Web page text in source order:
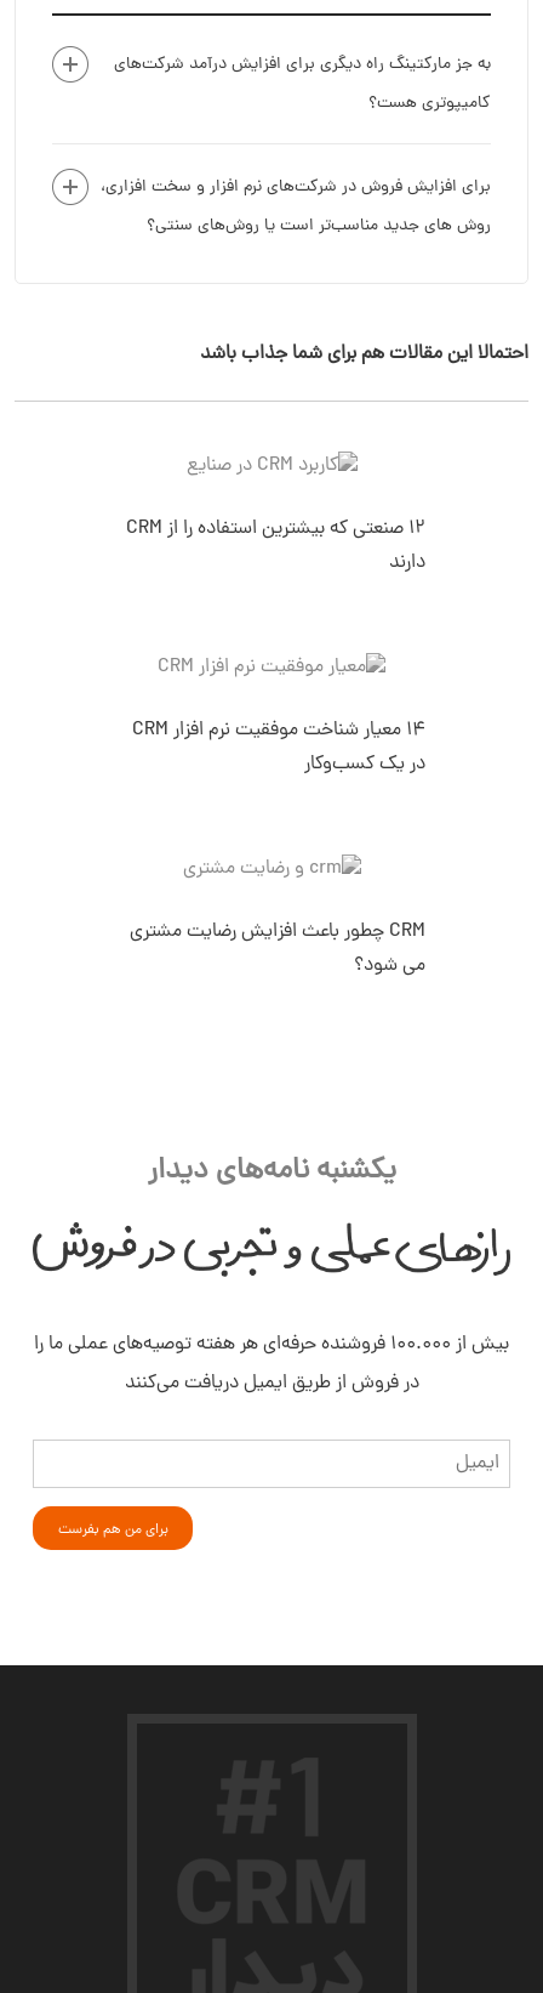
به جز مارکتینگ راه دیگری برای افزایش درآمد شرکت‌های
کامیپوتری هست؟
برای افزایش فروش در شرکت‌های نرم افزار و سخت افزاری،
روش های جدید مناسب‌تر است یا روش‌های سنتی؟
احتمالا این مقالات هم برای شما جذاب باشد
12 صنعتی که بیشترین استفاده را از CRM
دارند
14 معیار شناخت موفقیت نرم افزار CRM
در یک کسب‌وکار
CRM چطور باعث افزایش رضایت مشتری
می شود؟
یکشنبه نامه‌های دیدار
بیش از ۱۰۰.۰۰۰ فروشنده حرفه‌ای هر هفته توصیه‌های عملی ما را
در فروش از طریق ایمیل دریافت می‌کنند
ایمیل